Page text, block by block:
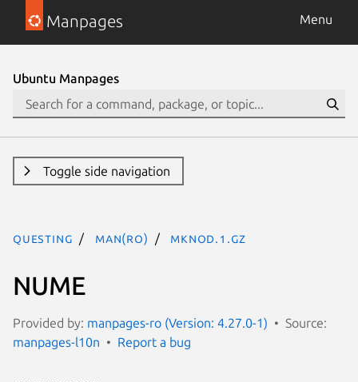
Manpages Menu
Ubuntu Manpages
Toggle side navigation
questing man(ro) mknod.1.gz
NUME
Provided by: manpages-ro (Version: 4.27.0-1)
Source:
manpages-l10n
Report a bug